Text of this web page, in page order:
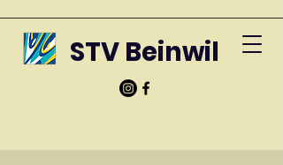
STV Beinwil